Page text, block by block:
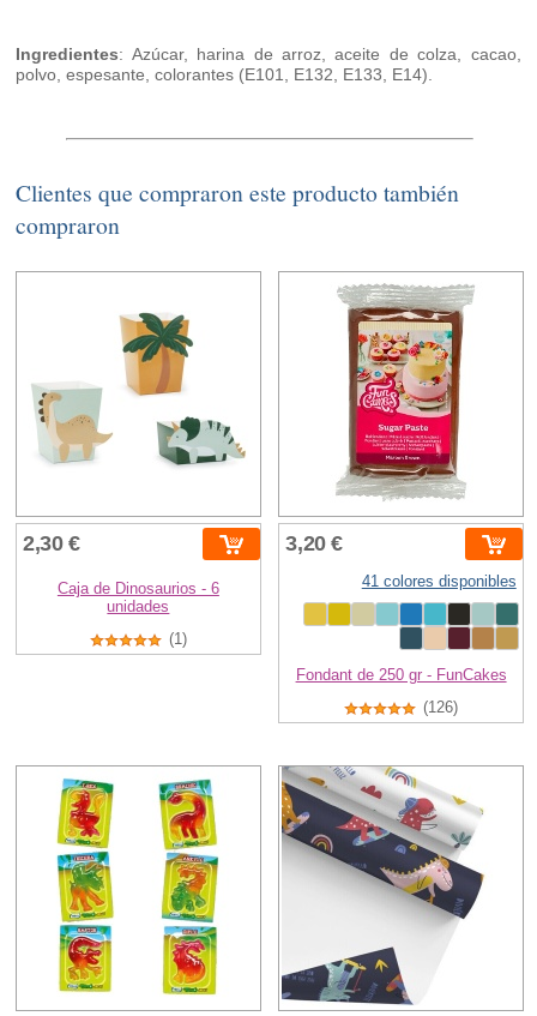
Ingredientes: Azúcar, harina de arroz, aceite de colza, cacao,
polvo, espesante, colorantes (E101, E132, E133, E14).
Clientes que compraron este producto también
compraron
2,30 €
Caja de Dinosaurios - 6
unidades
(1)
3,20 €
41 colores disponibles
Fondant de 250 gr - FunCakes
(126)